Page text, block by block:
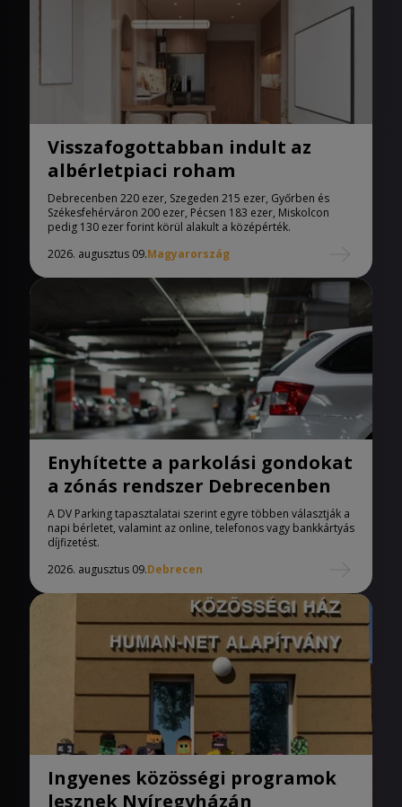
Visszafogottabban indult az
albérletpiaci roham
Debrecenben 220 ezer, Szegeden 215 ezer, Győrben és
Székesfehérváron 200 ezer, Pécsen 183 ezer, Miskolcon
pedig 130 ezer forint körül alakult a középérték.
2026. augusztus 09.Magyarország
Enyhítette a parkolási gondokat
a zónás rendszer Debrecenben
A DV Parking tapasztalatai szerint egyre többen választják a
napi bérletet, valamint az online, telefonos vagy bankkártyás
díjfizetést.
2026. augusztus 09.Debrecen
Ingyenes közösségi programok
lesznek Nyíregyházán